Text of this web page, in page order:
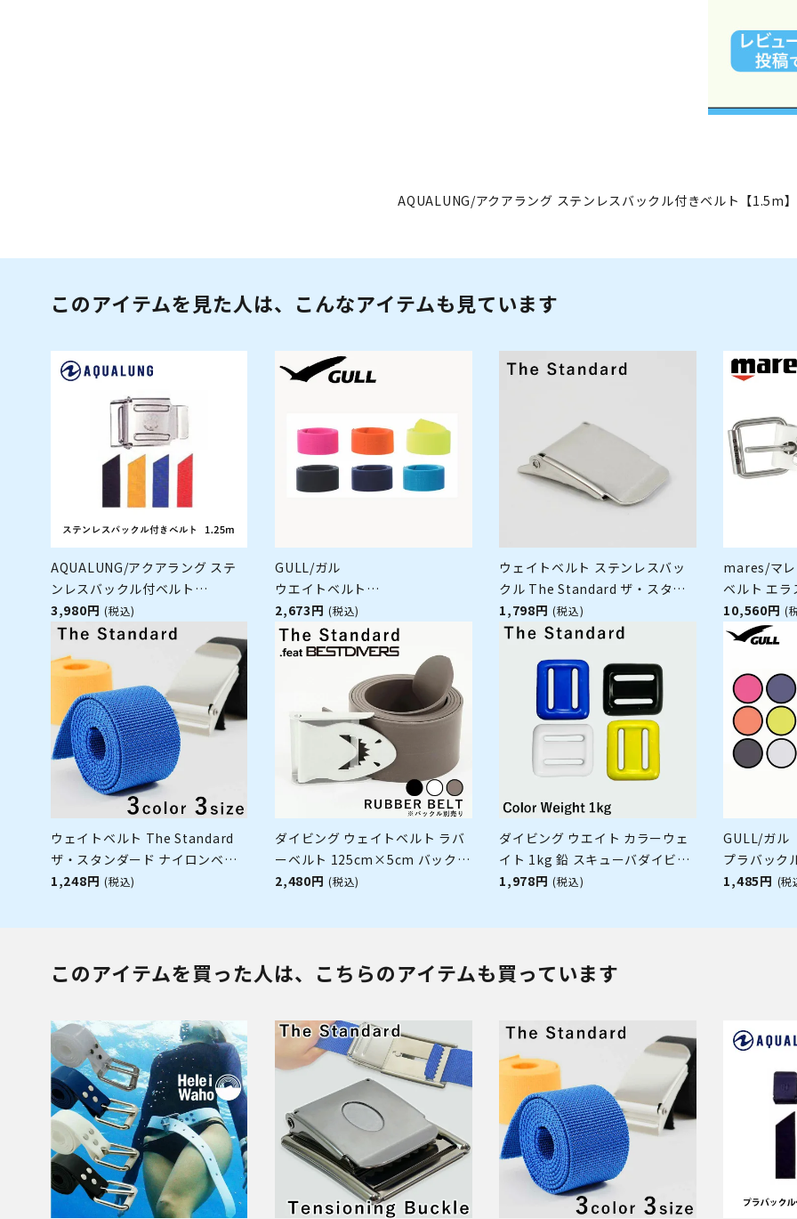
AQUALUNG/アクアラング ステンレスバックル付きベルト【1.5m】
このアイテムを見た人は、こんなアイテムも見ています
AQUALUNG/アクアラング ステ
ンレスバックル付ベルト
【125cm】[80405030]
3,980円 (税込)
GULL/ガル
ウエイトベルト
GG-4630[80409006]
2,673円 (税込)
ウェイトベルト ステンレスバッ
クル The Standard ザ・スタン
ダード バックル ステンレス製 ダ
イビング アクセサリー パーツ
1,798円 (税込)
mares/マ
ベルト エラ
エイトベル
10,560円 (
ウェイトベルト The Standard
ザ・スタンダード ナイロンベル
ト ナイロン ベルト ダイビング ア
1,248円 (税込)
ダイビング ウェイトベルト ラバ
ーベルト 125cm×5cm バックル
別売 the standard .feat BEST
2,480円 (税込)
ダイビング ウエイト カラーウェ
イト 1kg 鉛 スキューバダイビン
グ スピアフィッシング フリーダ
1,978円 (税込)
GULL/ガル
プラバック
GG-
1,485円 (税
このアイテムを買った人は、こちらのアイテムも買っています